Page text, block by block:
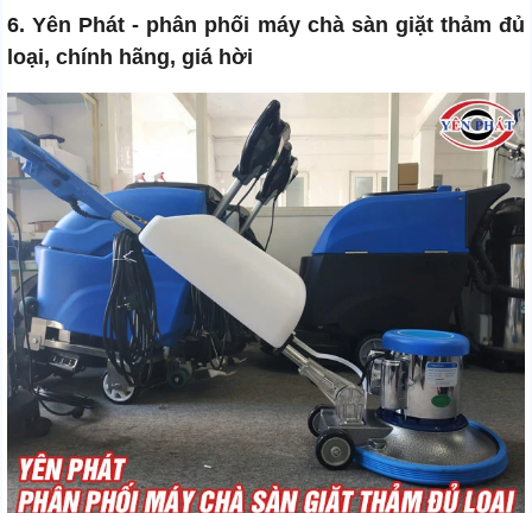
6. Yên Phát - phân phối máy chà sàn giặt thảm đủ
loại, chính hãng, giá hời